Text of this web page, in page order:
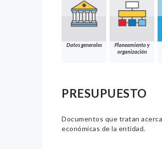
Datos generales
Planeamiento y
organización
PRESUPUESTO
Documentos que tratan
económicas de la entidad.